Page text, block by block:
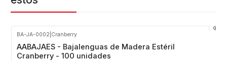
BA-JA-0002 Cranberry
AABAJAES - Bajalenguas de Madera Estéril
Cranberry - 100 unidades